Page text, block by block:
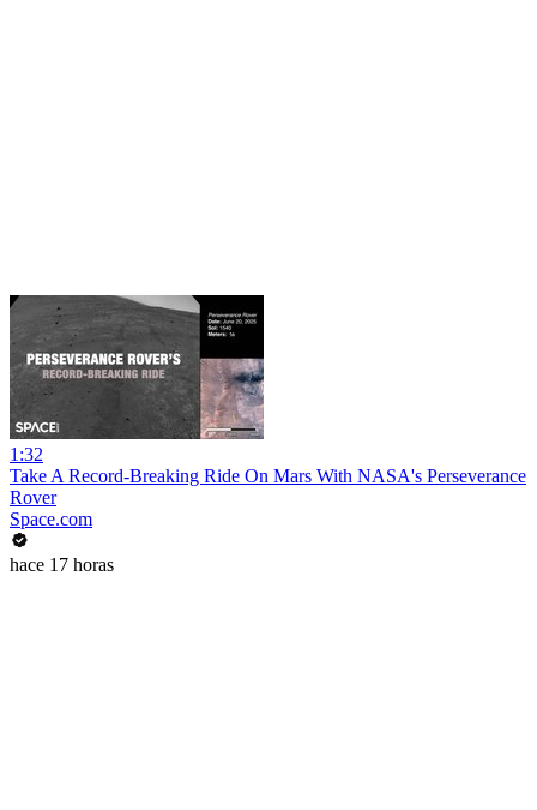
1:32
Take A Record-Breaking Ride On Mars With NASA's Perseverance
Rover
Space.com
hace 17 horas